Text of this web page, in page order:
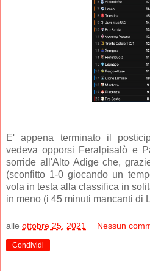
E' appena terminato il
vedeva opporsi Feralpisalò e
sorride all'Alto Adige che,
(sconfitto 1-0 giocando un
vola in testa alla classifica in
in meno (i 45 minuti mancanti di
alle ottobre 25, 2021 Nessun
Condividi